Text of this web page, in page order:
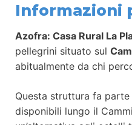
Informazioni
Azofra: Casa Rural La
pellegrini situato sul
abitualmente da chi
Questa struttura fa
disponibili lungo il